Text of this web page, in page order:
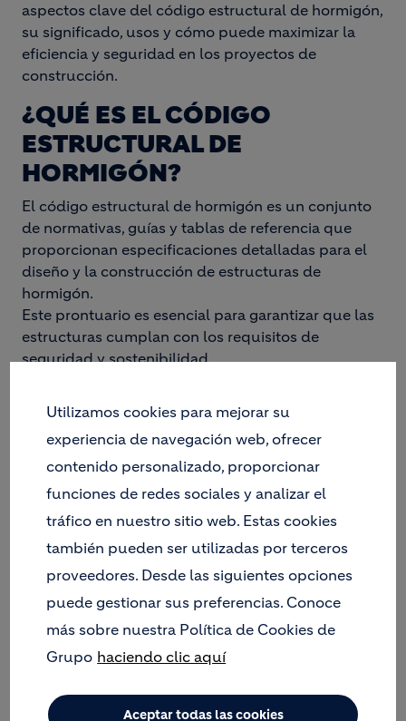
aspectos clave del código estructural de hormigón,
su significado, usos y cómo puede maximizar la
eficiencia y seguridad en los proyectos de
construcción.
¿QUÉ ES EL CÓDIGO
ESTRUCTURAL DE
HORMIGÓN?
El código estructural de hormigón es un conjunto
de normativas, guías y tablas de referencia que
proporcionan especificaciones detalladas para el
diseño y la construcción de estructuras de
hormigón.
Este prontuario es esencial para garantizar que las
estructuras cumplan con los requisitos de
seguridad y sostenibilidad.
PARA QUÉ SIRVE EL CÓDIGO
ESTRUCTURAL DEL
HORMIGÓN
El código estructural de hormigón sirve como una
guía completa para ingenieros y constructores,
Directrices claras para el diseño estructural.
Estándares para la selección de materiales y
prácticas de construcción parahacer el
hormigón.
mantenimiento de estructuras.
Utilizamos cookies para mejorar su
experiencia de navegación web, ofrecer
contenido personalizado, proporcionar
funciones de redes sociales y analizar el
tráfico en nuestro sitio web. Estas cookies
también pueden ser utilizadas por terceros
proveedores. Desde las siguientes opciones
puede gestionar sus preferencias. Conoce
más sobre nuestra Política de Cookies de
Grupo haciendo clic aquí
Aceptar todas las cookies